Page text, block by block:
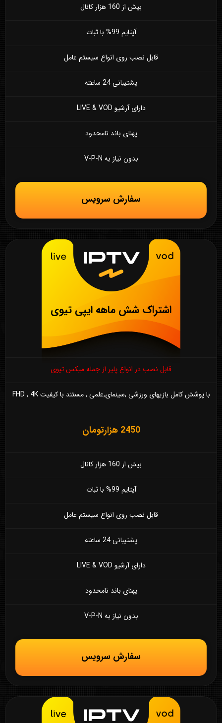
بیش از 160 هزار کانال
آپتایم 99% با ثبات
قابل نصب روی انواع سیستم عامل
پشتیبانی 24 ساعته
دارای آرشیو LIVE & VOD
پهنای باند نامحدود
بدون نیاز به V-P-N
سفارش سرویس
اشتراک شش ماهه ایپی تیوی
قابل نصب در انواع پلیر از جمله میکس تیوی
با پوشش کامل بازیهای ورزشی ,سینمای,علمی , مستند با کیفیت FHD , 4K
2450 هزارتومان
بیش از 160 هزار کانال
آپتایم 99% با ثبات
قابل نصب روی انواع سیستم عامل
پشتیبانی 24 ساعته
دارای آرشیو LIVE & VOD
پهنای باند نامحدود
بدون نیاز به V-P-N
سفارش سرویس